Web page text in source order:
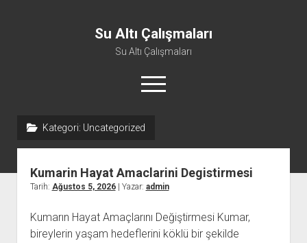
Su Altı Çalışmaları
Su Altı Çalışmaları
menüyü
aç
Kategori: Uncategorized
Kumarin Hayat Amaclarini Degistirmesi
Tarih: Ağustos 5, 2026| Yazar: admin
Kumarın Hayat Amaçlarını Değiştirmesi Kumar,
bireylerin yaşam hedeflerini köklü bir şekilde